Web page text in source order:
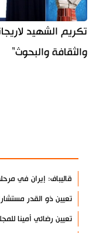
تكريم الشهيد
والثقافة والبحوث"
قاليباف: إيران في
تعيين ذو القدر
تعيين رضائي أمينا